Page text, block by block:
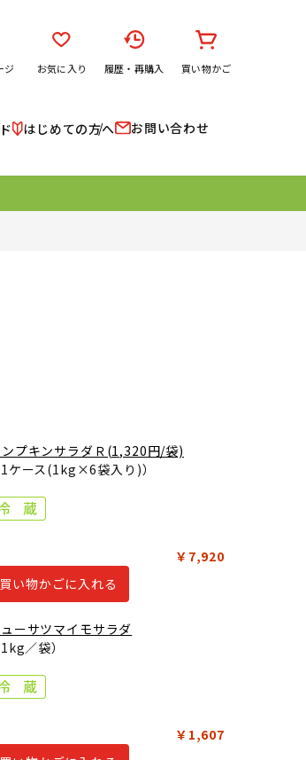
ジ お気に入り 履歴・再購入 買い物かご
はじめての方へ お問い合わせ
プキンサラダＲ(1,320円/袋)
1ケース(1kg×6袋入り)）
￥7,920
買い物かごに入れる
ーサツマイモサラダ
1kg／袋）
￥1,607